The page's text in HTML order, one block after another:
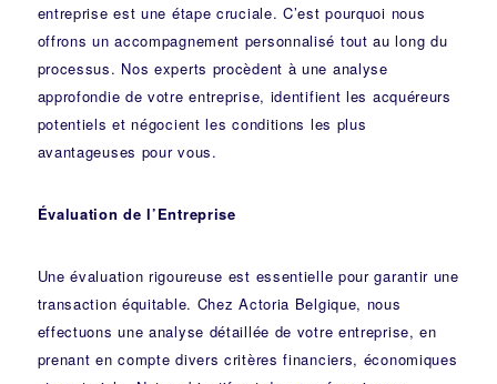
entreprise est une étape cruciale. C’est pourquoi nous
offrons un accompagnement personnalisé tout au long du
processus. Nos experts procèdent à une analyse
approfondie de votre entreprise, identifient les acquéreurs
potentiels et négocient les conditions les plus
avantageuses pour vous.
Évaluation de l’Entreprise
Une évaluation rigoureuse est essentielle pour garantir une
transaction équitable. Chez Actoria Belgique, nous
effectuons une analyse détaillée de votre entreprise, en
prenant en compte divers critères financiers, économiques